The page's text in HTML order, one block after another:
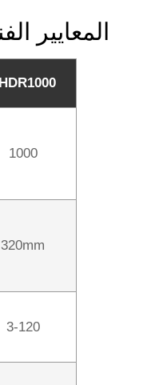
المعايير
1000
320mm
3-120